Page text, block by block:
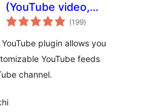
(YouTube video,
channel, and gallery
(199total
ratings
)
plugin allows you
YouTube feeds
channel.